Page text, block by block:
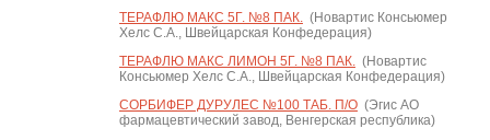
ТЕРАФЛЮ МАКС 5Г. №8 ПАК.(Новартис Консьюмер
Хелс С.А., Швейцарская Конфедерация)
ТЕРАФЛЮ МАКС ЛИМОН 5Г. №8 ПАК.(Новартис
Консьюмер Хелс С.А., Швейцарская Конфедерация)
СОРБИФЕР ДУРУЛЕС №100 ТАБ. П/О(Эгис АО
фармацевтический завод, Венгерская республика)